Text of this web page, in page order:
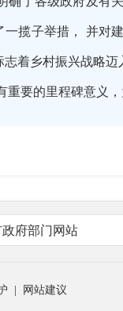
一揽子举措， 并对
志着乡村振兴战略
重要的里程碑意义
政府部门网站
网站建议